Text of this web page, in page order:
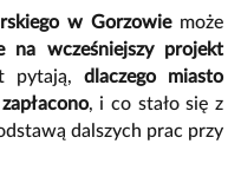
w Gorzowiemoże
na wcześniejszy projekt
pytają, dlaczego miasto
, i co stało się z
dalszych prac przy